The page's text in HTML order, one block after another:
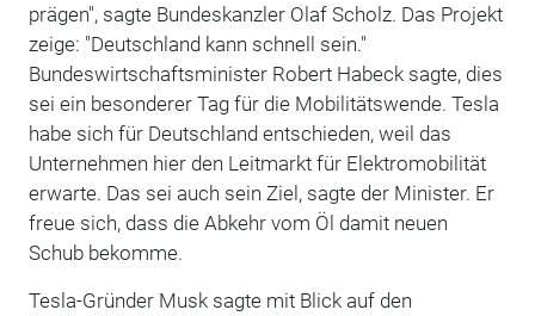
prägen", sagte Bundeskanzler Olaf Scholz. Das Projekt
zeige: "Deutschland kann schnell sein."
Bundeswirtschaftsminister Robert Habeck sagte, dies
sei ein besonderer Tag für die Mobilitätswende. Tesla
habe sich für Deutschland entschieden, weil das
Unternehmen hier den Leitmarkt für Elektromobilität
erwarte. Das sei auch sein Ziel, sagte der Minister. Er
freue sich, dass die Abkehr vom Öl damit neuen
Schub bekomme.
Tesla-Gründer Musk sagte mit Blick auf den